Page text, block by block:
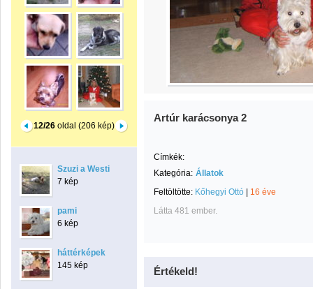
12/26 oldal (206 kép)
Szuzi a Westi
7 kép
pami
6 kép
háttérképek
145 kép
Artúr karácsonya 2
Címkék:
Kategória: Állatok
Feltöltötte: Kőhegyi Ottó
16 éve
Látta 481 ember.
Értékeld!